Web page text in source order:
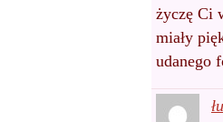
życzę Ci
miały
udanego